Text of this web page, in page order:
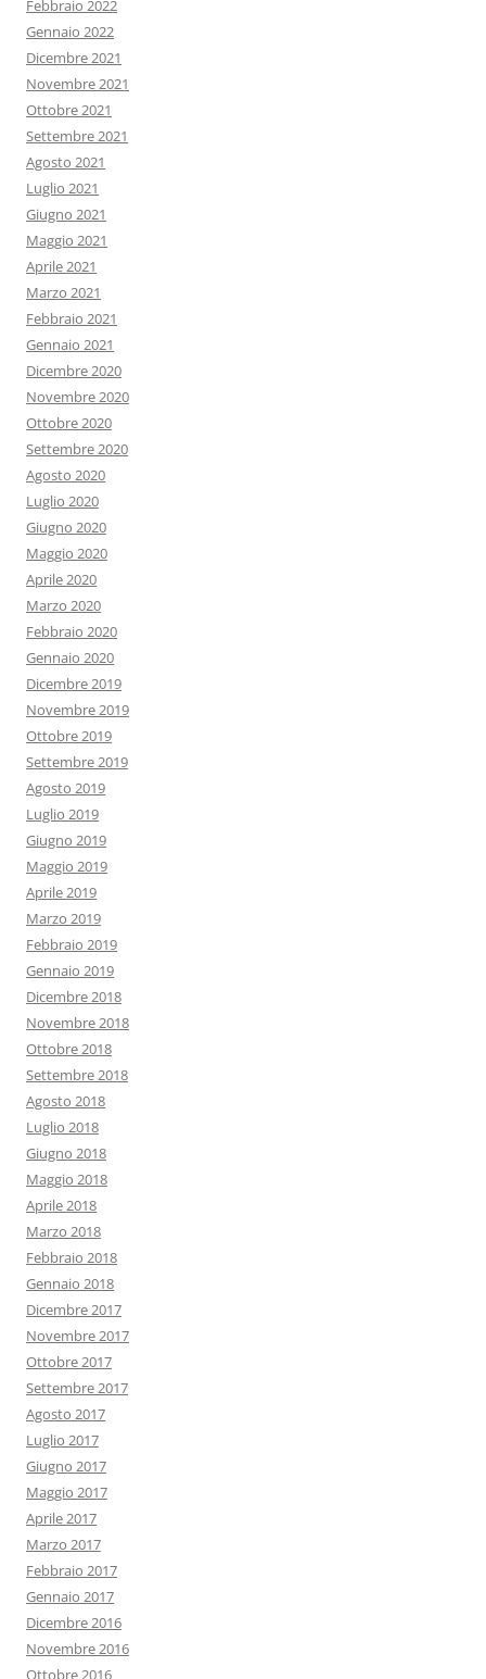
Febbraio 2022
Gennaio 2022
Dicembre 2021
Novembre 2021
Ottobre 2021
Settembre 2021
Agosto 2021
Luglio 2021
Giugno 2021
Maggio 2021
Aprile 2021
Marzo 2021
Febbraio 2021
Gennaio 2021
Dicembre 2020
Novembre 2020
Ottobre 2020
Settembre 2020
Agosto 2020
Luglio 2020
Giugno 2020
Maggio 2020
Aprile 2020
Marzo 2020
Febbraio 2020
Gennaio 2020
Dicembre 2019
Novembre 2019
Ottobre 2019
Settembre 2019
Agosto 2019
Luglio 2019
Giugno 2019
Maggio 2019
Aprile 2019
Marzo 2019
Febbraio 2019
Gennaio 2019
Dicembre 2018
Novembre 2018
Ottobre 2018
Settembre 2018
Agosto 2018
Luglio 2018
Giugno 2018
Maggio 2018
Aprile 2018
Marzo 2018
Febbraio 2018
Gennaio 2018
Dicembre 2017
Novembre 2017
Ottobre 2017
Settembre 2017
Agosto 2017
Luglio 2017
Giugno 2017
Maggio 2017
Aprile 2017
Marzo 2017
Febbraio 2017
Gennaio 2017
Dicembre 2016
Novembre 2016